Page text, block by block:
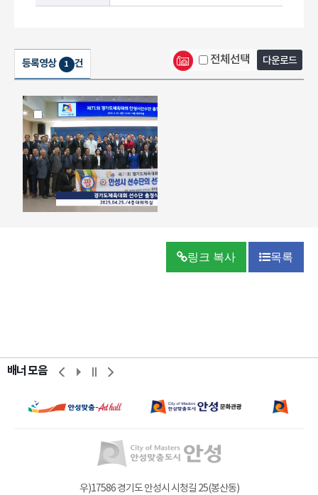
등록영상 1 건 전체선택 다운로드
링크 복사 목록
배너 모음
우)17586 경기도 안성시 시청길 25(봉산동)